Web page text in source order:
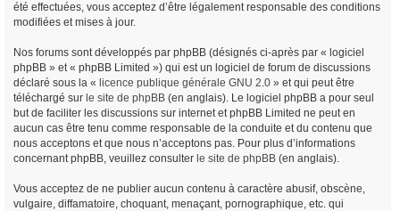
été effectuées, vous acceptez d’être légalement responsable des conditions
modifiées et mises à jour.
Nos forums sont développés par phpBB (désignés ci-après par « logiciel
phpBB » et « phpBB Limited ») qui est un logiciel de forum de discussions
déclaré sous la « licence publique générale GNU 2.0 » et qui peut être
téléchargé sur le site de phpBB (en anglais). Le logiciel phpBB a pour seul
but de faciliter les discussions sur internet et phpBB Limited ne peut en
aucun cas être tenu comme responsable de la conduite et du contenu que
nous acceptons et que nous n’acceptons pas. Pour plus d’informations
concernant phpBB, veuillez consulter le site de phpBB (en anglais).
Vous acceptez de ne publier aucun contenu à caractère abusif, obscène,
vulgaire, diffamatoire, choquant, menaçant, pornographique, etc. qui